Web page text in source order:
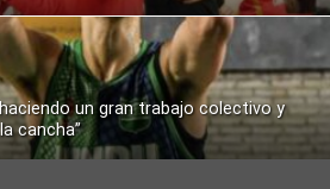
un gran trabajo colectivo y
cancha”